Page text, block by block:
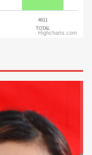
4611
TOTAL
Highcharts.com